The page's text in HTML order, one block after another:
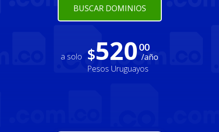
BUSCAR DOMINIOS
a solo $52000
/año
Pesos Uruguayos